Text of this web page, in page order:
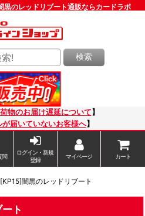
のレッドリブート通販ならカードラボ
検索
物のお届け遅延について 】
届いていないお客様へ】
問
ログイン・新規
登録
マイページ カート
[KP15]闇黒のレッドリブート
ト